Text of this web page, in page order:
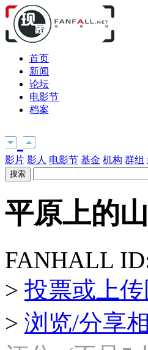
首页
新闻
论坛
电影节
档案
影片 影人 电影节 基金 机构 群组
平原上的
FANHALL
> 投票或上
> 浏览/分享